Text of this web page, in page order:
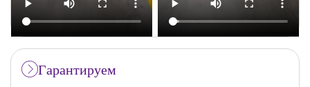
Гарантируем